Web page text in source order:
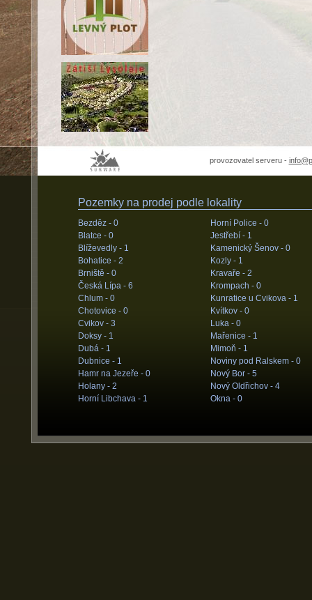
provozovatel serveru -
Pozemky na prodej podle lokality
Bezděz - 0
Blatce - 0
Blíževedly - 1
Bohatice - 2
Brniště - 0
Česká Lípa - 6
Chlum - 0
Chotovice - 0
Cvikov - 3
Doksy - 1
Dubá - 1
Dubnice - 1
Hamr na Jezeře - 0
Holany - 2
Horní Libchava - 1
Horní Police - 0
Jestřebí - 1
Kamenický Šenov - 0
Kozly - 1
Kravaře - 2
Krompach - 0
Kunratice u Cvikova - 1
Kvítkov - 0
Luka - 0
Mařenice - 1
Mimoň - 1
Noviny pod Ralskem - 0
Nový Bor - 5
Nový Oldřichov - 4
Okna - 0